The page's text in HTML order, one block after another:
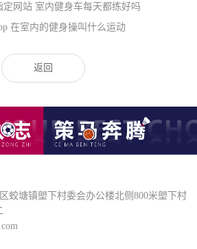
定网站 室内健身车每天都练好吗
在室内的健身操叫什么运动
返回
蛟塘镇塱下村委会办公楼北侧800米塱下村